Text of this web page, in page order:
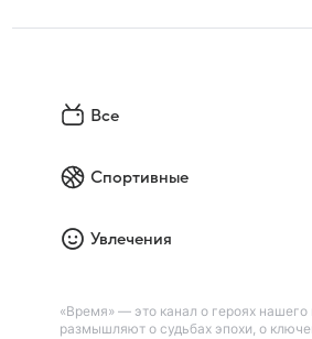
Все
Спортивные
Увлечения
«Время» — это канал о героях
размышляют о судьбах эпохи, о